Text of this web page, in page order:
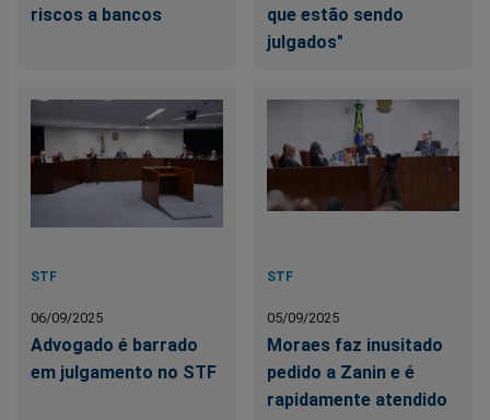
riscos a bancos
que estão sendo
julgados"
STF
06/09/2025
Advogado é barrado
em julgamento no STF
STF
05/09/2025
Moraes faz inusitado
pedido a Zanin e é
rapidamente atendido